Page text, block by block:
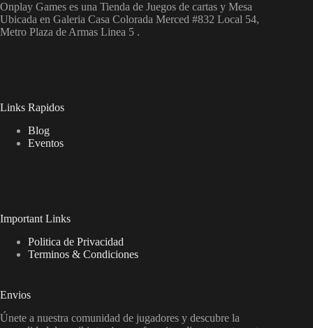
Onplay Games es una Tienda de Juegos de cartas y Mesa
Ubicada en Galeria Casa Colorada Merced #832 Local 54,
Metro Plaza de Armas Linea 5 .
Links Rapidos
Blog
Eventos
Important Links
Politica de Privacidad
Terminos & Condiciones
Envios
Únete a nuestra comunidad de jugadores y descubre la